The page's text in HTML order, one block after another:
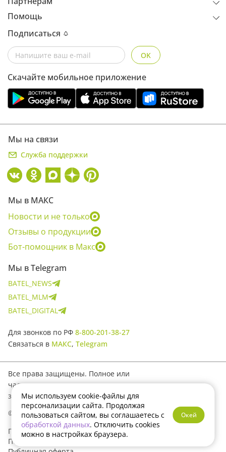
Помощь
Подписаться
OK
Скачайте мобильное приложение
Мы на связи
Служба поддержки
Мы в МАКС
Новости и не только
Отзывы о продукции
Бот-помощник в Макс
Мы в Telegram
BATEL_NEWS
BATEL_MLM
BATEL_DIGITAL
Для звонков по РФ 8-800-201-38-27
Связаться в МАКС, Telegram
Все права защищены. Полное или
частичное копирование материалов
запрещено.
© 2017–2026 Batel
Политика конфиденциальности
Пользовательское соглашение
Мы используем cookie-файлы для
персонализации сайта. Продолжая
пользоваться сайтом, вы соглашаетесь с
обработкой данных. Отключить cookies
можно в настройках браузера.
Окей